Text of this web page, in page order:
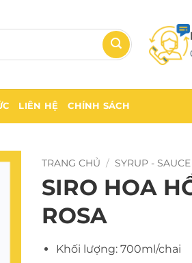
LIÊN HỆ CHÍNH SÁCH
TRANG CHỦ / SYRUP - SAUCE
SIRO HOA
ROSA
Khối lượng: 700ml/chai